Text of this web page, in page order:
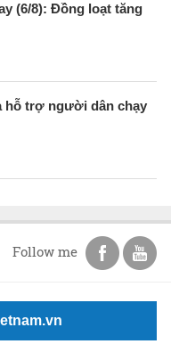
(6/8): Đồng loạt tăng
hỗ trợ người dân chạy
Follow me